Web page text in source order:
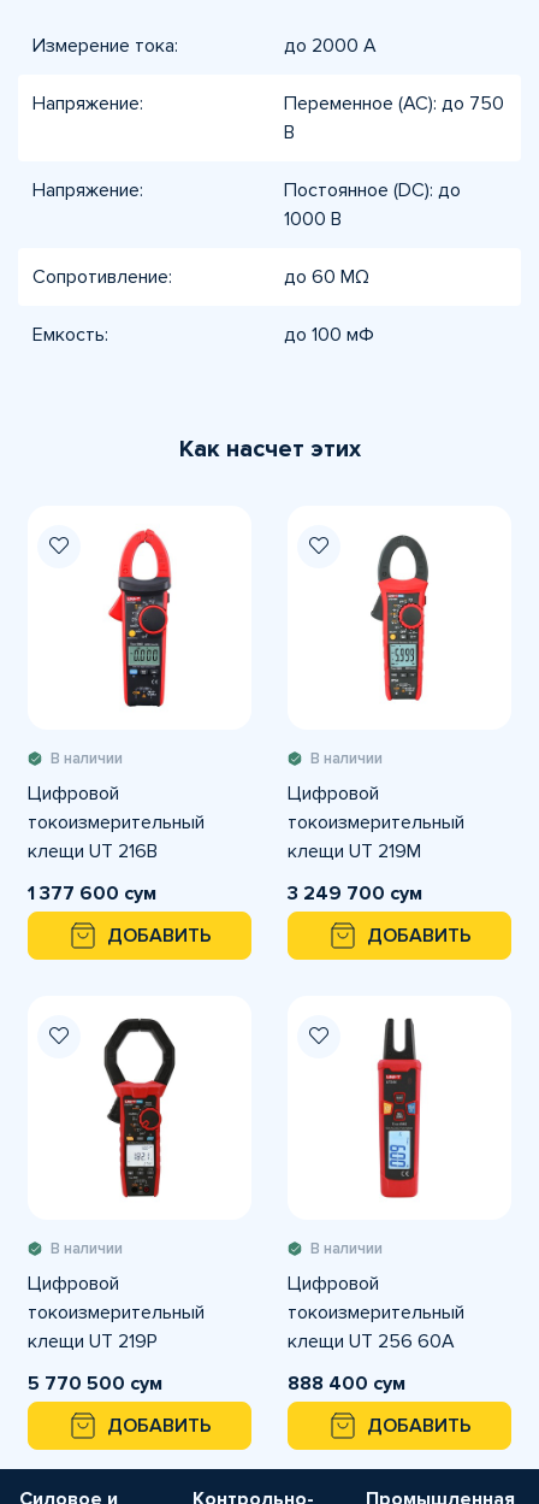
Измерение тока: до 2000 А
Напряжение:
Переменное (AC): до 750
В
Напряжение:
Постоянное (DC): до
1000 В
Сопротивление: до 60 MΩ
Емкость: до 100 мФ
Как насчет этих
В наличии
Цифровой
токоизмерительный
клещи UT 216B
1 377 600 сум
ДОБАВИТЬ
В наличии
Цифровой
токоизмерительный
клещи UT 219M
3 249 700 сум
ДОБАВИТЬ
В наличии
Цифровой
токоизмерительный
клещи UT 219P
5 770 500 сум
ДОБАВИТЬ
В наличии
Цифровой
токоизмерительный
клещи UT 256 60A
888 400 сум
ДОБАВИТЬ
Силовое и Контрольно- Промышленная